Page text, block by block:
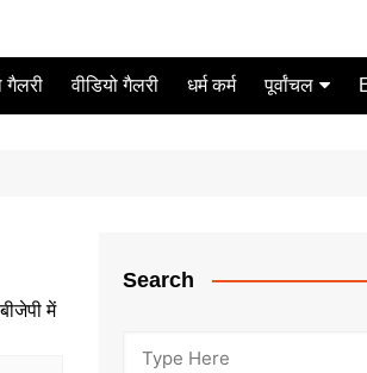
गैलरी वीडियो गैलरी धर्म कर्म पूर्वांचल
Search